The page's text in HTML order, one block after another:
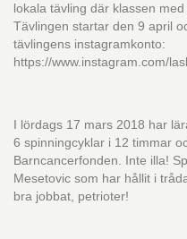
lokala tävling där klassen
Tävlingen startar den 9 april
tävlingens instagramkonto:
https://www.instagram.com/
I lördags 17 mars 2018 har
6 spinningcyklar i 12 timmar
Barncancerfonden. Inte illa!
Mesetovic som har hållit i
bra jobbat, petrioter!